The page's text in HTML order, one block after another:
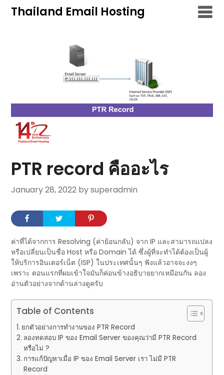
SkipThailand Email Hosting
PTR record คืออะไร
January 28, 2022 by superadmin
ค่าที่ได้จากการ Resolving (ค่าย้อนกลับ) จาก IP และสามารถแปลง
หรือเปลี่ยนเป็นชื่อ Host หรือ Domain ได้ ซึ่งผู้ที่จะทำได้ต้องเป็นผู้
ให้บริการอินเตอร์เน็ต (ISP) ในประเทศนั้นๆ ฟังแล้วอาจจะงงๆ
เพราะ ตอนแรกที่ผมเข้าใจมันก็ค่อนข้างอธิบายยากเหมือนกัน ลอง
อ่านตัวอย่างจากด้านล่างดูครับ
Table of Contents
ยกตัวอย่างการทำงานของ PTR Record
ลองทดสอบ IP ของ Email Server ของคุณว่ามี PTR Record
หรือไม่ ?
การแก้ปัญหาเมื่อ IP ของ Email Server เรา ไม่มี PTR
Record